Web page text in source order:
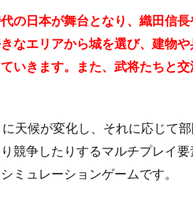
の日本が舞台となり、織田信
なエリアから城を選び、建物
いきます。また、武将たちと
天候が変化し、それに応じて
競争したりするマルチプレイ
ミュレーションゲームです。